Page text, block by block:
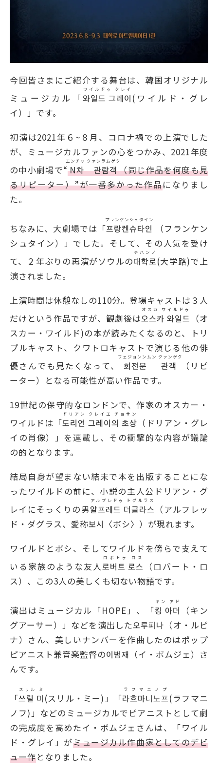
今回皆さまにご紹介する舞台は、韓国オリジナル
ミュージカル「와일드 그레이
ワイルドゥ クレイ
(ワイルド・グレ
イ）」です。
初演は2021年６~８月、コロナ禍での上演でした
が、ミュージカルファンの心をつかみ、2021年度
の中小劇場で“ N차 관람객
エンチャ クァンラムゲク
（同じ作品を何度も見
るリピーター）”が一番多かった作品になりまし
た。
ちなみに、大劇場では「프랑켄슈타인
プランケンシュタイン
（フランケン
シュタイン）」でした。そして、その人気を受け
て、２年ぶりの再演がソウルの대학로
テハンノ
(大学路)で上
演されました。
上演時間は休憩なしの110分。登場キャストは３人
だけという作品ですが、観劇後は오스카 와일드
オスカ ワイルドゥ
（オ
スカー・ワイルド)の本が読みたくなるのと、トリ
プルキャスト、クワトロキャストで演じる他の俳
優さんでも見たくなって、
회전문 관객
フェジョンンムン クァンゲク
（リピ
ーター）となる可能性が高い作品です。
19世紀の保守的なロンドンで、作家のオスカー・
ワイルドは「도리언 그레이의 초상
ドリアン クレイエ チョサン
（ドリアン・グレ
イの肖像）」を連載し、その衝撃的な内容が議論
の的となります。
結局自身が望まない結末で本を出版することにな
ったワイルドの前に、小説の主人公ドリアン・グ
レイにそっくりの男알프레드 더글라스
アルプレドゥ トグルラス
（アルフレッ
ド・ダグラス、愛称보시〈ボシ〉）が現れます。
ワイルドとボシ、そしてワイルドを傍らで支えて
いる家族のような友人로버트 로스
ロボトゥ ロス
（ロバート・ロ
ス）、この3人の美しくも切ない物語です。
演出はミュージカル「HOPE」、「킹 아더
キン アド
（キン
グアーサー）」などを演出した오루피나（オ・ルピ
ナ）さん、美しいナンバーを作曲したのはポップ
ピアニスト兼音楽監督の이범재（イ・ボムジェ）さ
んです。
「쓰릴 미
スリル ミ
(スリル・ミー)」「라흐마니노프
ラフマニノプ
(ラフマニ
ノフ)」などのミュージカルでピアニストとして劇
の完成度を高めたイ・ボムジェさんは、「ワイル
ド・グレイ」がミュージカル作曲家としてのデビ
ュー作となりました。